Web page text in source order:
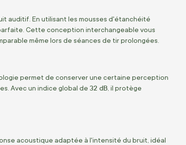
auditif. En utilisant les mousses d'étanchéité
Cette conception interchangeable vous
même lors de séances de tir prolongées.
permet de conserver une certaine perception
Avec un indice global de 32 dB , il protège
acoustique adaptée à l'intensité du bruit, idéal